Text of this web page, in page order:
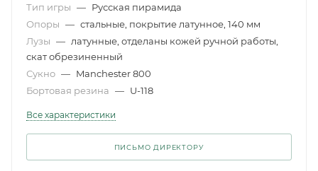
Тип игры — Русская пирамида
Опоры — стальные, покрытие латунное, 140 мм
Лузы — латунные, отделаны кожей ручной работы,
скат обрезиненный
Сукно — Manchester 800
Бортовая резина — U-118
Все характеристики
ПИСЬМО ДИРЕКТОРУ